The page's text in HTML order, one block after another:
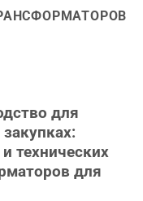
для
технических
для